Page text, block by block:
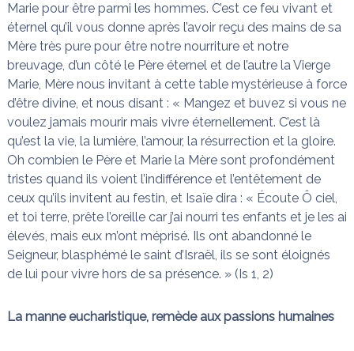
Marie pour être parmi les hommes. C’est ce feu vivant et
éternel qu’il vous donne après l’avoir reçu des mains de sa
Mère très pure pour être notre nourriture et notre
breuvage, d’un côté le Père éternel et de l’autre la Vierge
Marie, Mère nous invitant à cette table mystérieuse à force
d’être divine, et nous disant : « Mangez et buvez si vous ne
voulez jamais mourir mais vivre éternellement. C’est là
qu’est la vie, la lumière, l’amour, la résurrection et la gloire.
Oh combien le Père et Marie la Mère sont profondément
tristes quand ils voient l’indifférence et l’entêtement de
ceux qu’ils invitent au festin, et Isaïe dira : « Écoute Ô ciel,
et toi terre, prête l’oreille car j’ai nourri tes enfants et je les ai
élevés, mais eux m’ont méprisé. Ils ont abandonné le
Seigneur, blasphémé le saint d’Israël, ils se sont éloignés
de lui pour vivre hors de sa présence. » (Is 1, 2)
La manne eucharistique, remède aux passions humaines